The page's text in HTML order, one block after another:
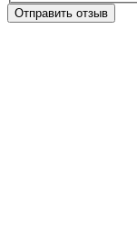
Отправить отзыв